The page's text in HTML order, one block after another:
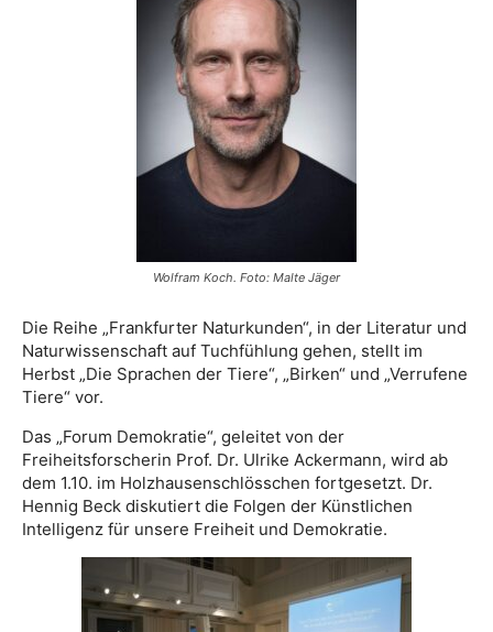
Wolfram Koch. Foto: Malte Jäger
Die Reihe „Frankfurter Naturkunden“, in der Literatur und
Naturwissenschaft auf Tuchfühlung gehen, stellt im
Herbst „Die Sprachen der Tiere“, „Birken“ und „Verrufene
Tiere“ vor.
Das „Forum Demokratie“, geleitet von der
Freiheitsforscherin Prof. Dr. Ulrike Ackermann, wird ab
dem 1.10. im Holzhausenschlösschen fortgesetzt. Dr.
Hennig Beck diskutiert die Folgen der Künstlichen
Intelligenz für unsere Freiheit und Demokratie.